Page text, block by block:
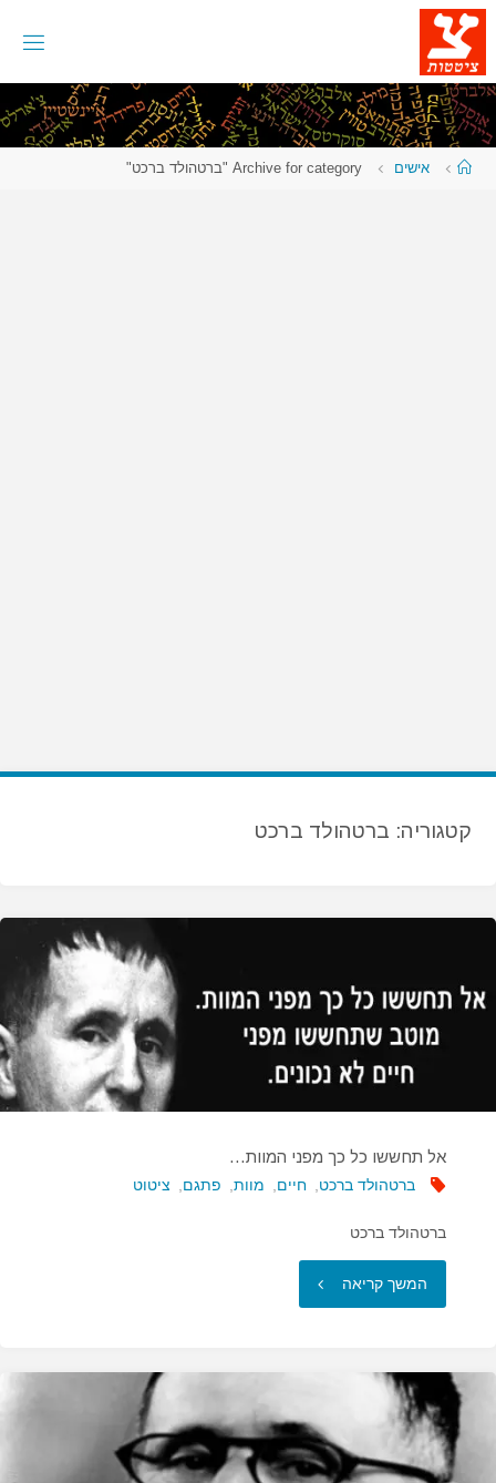
דלגו
לתוכן
עמודאישים Archive for category "ברטהולד ברכט"
קטגוריה: ברטהולד ברכט
אל תחששו כל כך מפני המוות…
ברטהולד ברכט, חיים, מוות, פתגם, ציטוט
ברטהולד ברכט
המשך קריאה "אל
מפני